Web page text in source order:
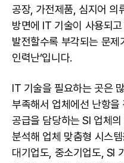
공장, 가전제품, 심지어 의
방면에 IT 기술이 사용되
발전할수록 부각되는 문제
인력난’입니다.
IT 기술을 필요하는 곳은
부족해서 업체에선 난항
공급을 담당하는 SI 업체
분석해 업체 맞춤형 시스
대기업도, 중소기업도, SI